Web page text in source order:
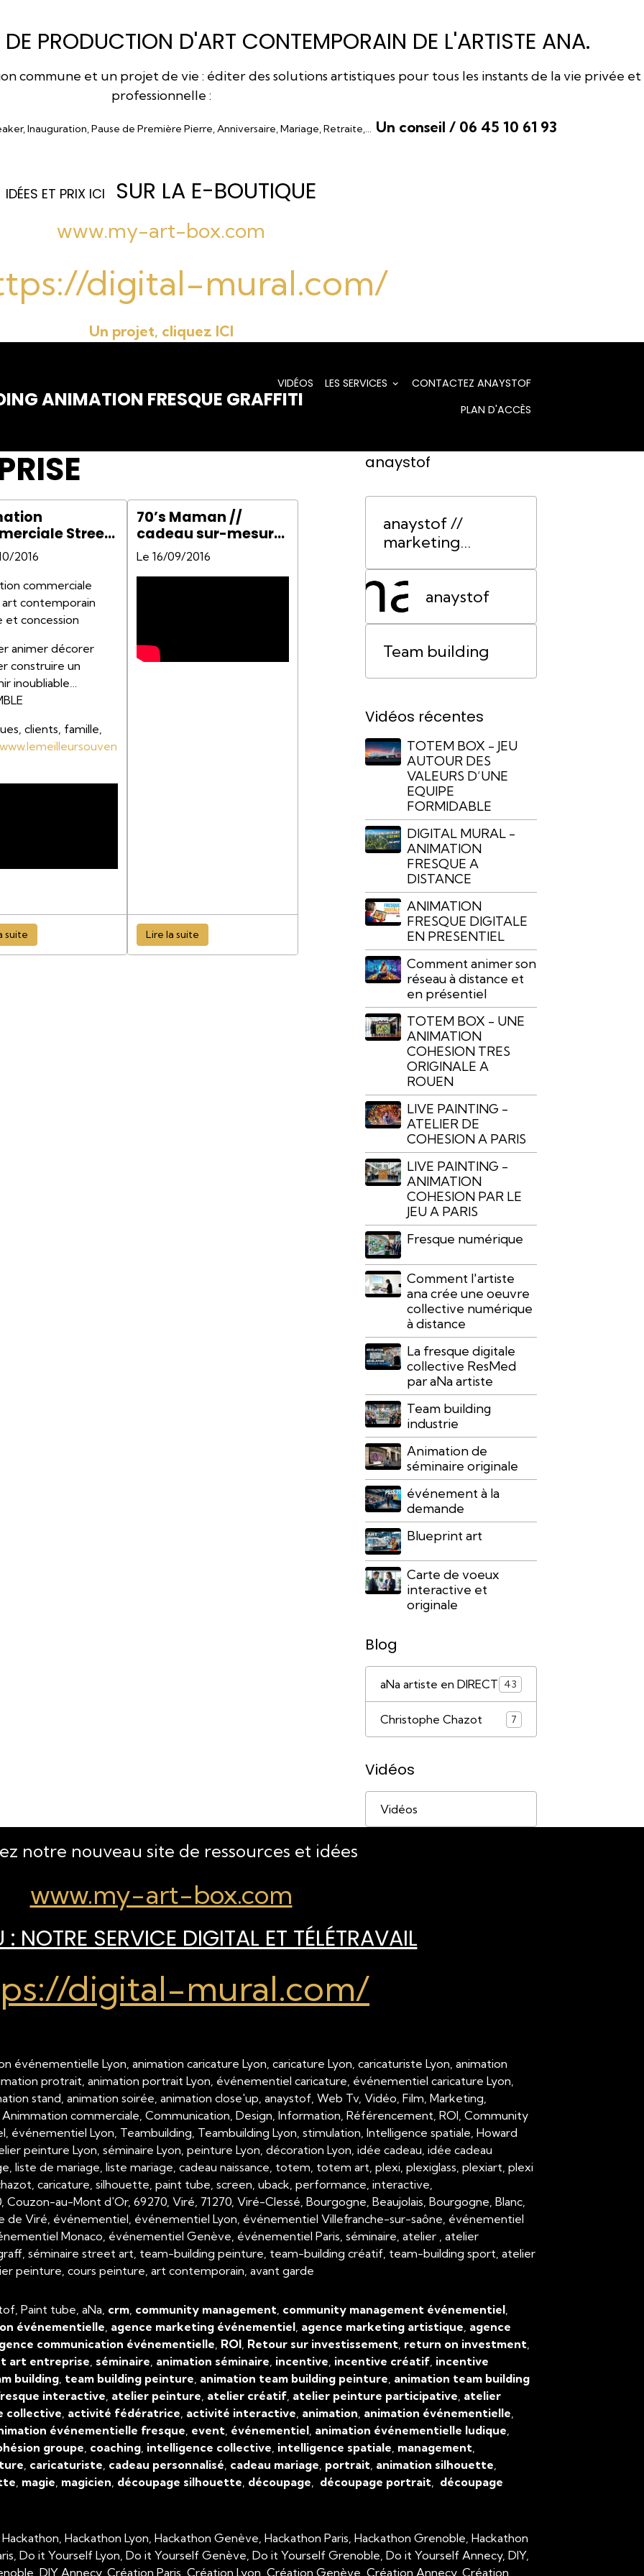
PRODUCTION D'ART CONTEMPORAIN DE L'ARTISTE ANA.
commune et un projet de vie : éditer des solutions artistiques pour tous les instants de la vie privée et
professionnelle :
Inauguration, Pause de Première Pierre, Anniversaire, Mariage, Retraite,… Un conseil / 06 45 10 61 93
IDÉES ET PRIX ICI SUR LA E-BOUTIQUE
www.my-art-box.com
digital-mural.com/
Un projet, cliquez ICI
ANIMATION FRESQUE GRAFFITI
VIDÉOS LES SERVICES
CONTACTEZ ANAYSTOF
PLAN D'ACCÈS
Street
et
BMW
e24 Groupe A
Team
2016
commerciale
contemporain
et concession
animer décorer
construire un
inoubliable…
clients, famille,
www.lemeilleursouven
suite
70’s Maman //
cadeau sur-mesure
- cousu main
Le 16/09/2016
Lire la suite
anaystof
anaystof //
marketing
Lyon
anaystof
Team building
Vidéos récentes
TOTEM BOX - JEU
AUTOUR DES
VALEURS D’UNE
EQUIPE
FORMIDABLE
DIGITAL MURAL -
ANIMATION
FRESQUE A
DISTANCE
ANIMATION
FRESQUE DIGITALE
EN PRESENTIEL
Comment animer son
réseau à distance et
en présentiel
TOTEM BOX - UNE
ANIMATION
COHESION TRES
ORIGINALE A
ROUEN
LIVE PAINTING -
ATELIER DE
COHESION A PARIS
LIVE PAINTING -
ANIMATION
COHESION PAR LE
JEU A PARIS
Fresque numérique
Comment l'artiste
ana crée une oeuvre
collective numérique
à distance
La fresque digitale
collective ResMed
par aNa artiste
Team building
industrie
Animation de
séminaire originale
événement à la
demande
Blueprint art
Carte de voeux
interactive et
originale
Blog
aNa artiste en DIRECT 43
Christophe Chazot 7
Vidéos
Vidéos
notre nouveau site de ressources et idées
www.my-art-box.com
NOTRE SERVICE DIGITAL ET TÉLÉTRAVAIL
digital-mural.com/
événementielle Lyon, animation caricature Lyon, caricature Lyon, caricaturiste Lyon, animation
protrait, animation portrait Lyon, événementiel caricature, événementiel caricature Lyon,
stand, animation soirée, animation close'up, anaystof, Web Tv, Vidéo, Film, Marketing,
commerciale, Communication, Design, Information, Référencement, ROI, Community
événementiel Lyon, Teambuilding, Teambuilding Lyon, stimulation, Intelligence spatiale, Howard
peinture Lyon, séminaire Lyon, peinture Lyon, décoration Lyon, idée cadeau, idée cadeau
liste de mariage, liste mariage, cadeau naissance, totem, totem art, plexi, plexiglass, plexiart, plexi
caricature, silhouette, paint tube, screen, uback, performance, interactive,
au-Mont d'Or, 69270, Viré, 71270, Viré-Clessé, Bourgogne, Beaujolais, Bourgogne, Blanc,
de Viré, événementiel, événementiel Lyon, événementiel Villefranche-sur-saône, événementiel
Monaco, événementiel Genève, événementiel Paris, séminaire, atelier , atelier
séminaire street art, team-building peinture, team-building créatif, team-building sport, atelier
peinture, cours peinture, art contemporain, avant garde
Paint tube, aNa, crm, community management, community management événementiel,
événementielle, agence marketing événementiel, agence marketing artistique, agence
communication événementielle, ROI, Retour sur investissement, return on investment,
art entreprise, séminaire, animation séminaire, incentive, incentive créatif, incentive
building, team building peinture, animation team building peinture, animation team building
interactive, atelier peinture, atelier créatif, atelier peinture participative, atelier
collective, activité fédératrice, activité interactive, animation, animation événementielle,
événementielle fresque, event, événementiel, animation événementielle ludique,
groupe, coaching, intelligence collective, intelligence spatiale, management,
, caricaturiste, cadeau personnalisé, cadeau mariage, portrait, animation silhouette,
, magie, magicien, découpage silhouette, découpage, découpage portrait, découpage
Hackathon Lyon, Hackathon Genève, Hackathon Paris, Hackathon Grenoble, Hackathon
Do it Yourself Lyon, Do it Yourself Genève, Do it Yourself Grenoble, Do it Yourself Annecy, DIY,
DIY Annecy, Création Paris, Création Lyon, Création Genève, Création Annecy, Création